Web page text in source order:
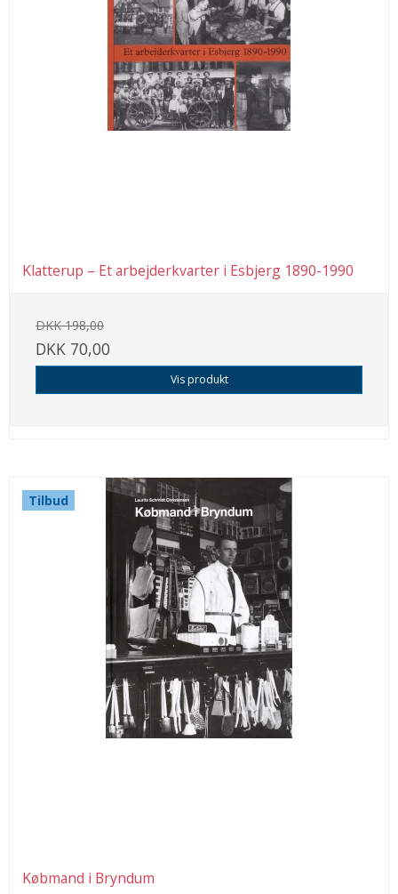
Klatterup – Et arbejderkvarter i Esbjerg 1890-1990
DKK 198,00
DKK 70,00
Vis produkt
Tilbud
Købmand i Bryndum